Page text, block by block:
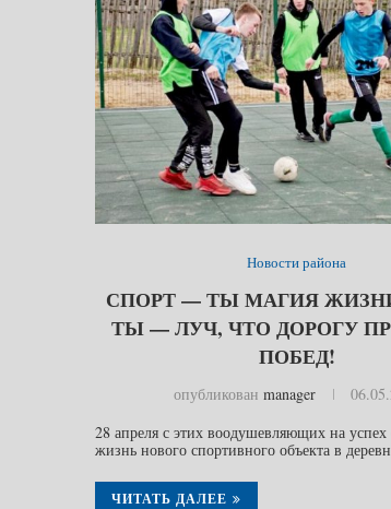
Новости района
СПОРТ — ТЫ МАГИЯ
ТЫ — ЛУЧ, ЧТО ДОРОГУ
ПОБЕД!
опубликован manager
28 апреля с этих воодушевляющих на успех
жизнь нового спортивного объекта в
ЧИТАТЬ ДАЛЕЕ